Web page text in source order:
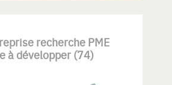
recherche PME
à développer (74)